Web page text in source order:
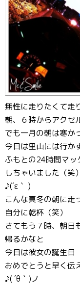
無性に走りたくて走
朝、６時からアクセ
でも一月の朝は寒か
今日は里山には行か
ふもとの24時間マッ
しちゃいました（笑）
♪(´ε｀ )
こんな真冬の朝に走
自分に乾杯（笑）
さてもう７時、朝日
帰るかなと
今日は彼女の誕生日
おめでとうと早く伝
♪( ´θ｀)ノ